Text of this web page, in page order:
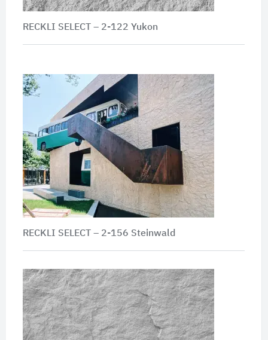
RECKLI SELECT – 2-122 Yukon
RECKLI SELECT – 2-156 Steinwald